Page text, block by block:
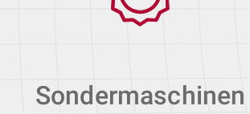
Sondermaschinen